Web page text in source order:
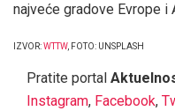
najveće gradove Evrope i
IZVOR:WTTW, FOTO: UNSPLASH
Pratite portal
Instagram, Facebook,